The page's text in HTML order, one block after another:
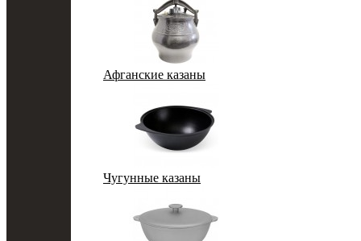
Афганские казаны
Чугунные казаны